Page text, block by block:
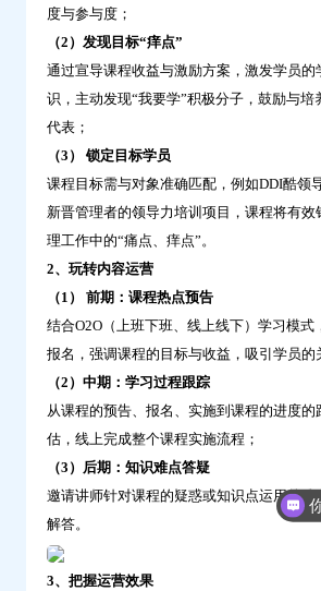
度与参与度；
（2）发现目标“痒点”
通过宣导课程收益与激励方案，激发学员的
识，主动发现“我要学”积极分子，鼓励与培
代表；
（3） 锁定目标学员
课程目标需与对象准确匹配，例如DDI酷领
新晋管理者的领导力培训项目，课程将有效
理工作中的“痛点、痒点”。
2、玩转内容运营
（1） 前期：课程热点预告
结合O2O（上班下班、线上线下）学习模式
报名，强调课程的目标与收益，吸引学员的
（2）中期：学习过程跟踪
从课程的预告、报名、实施到课程的进度的
估，线上完成整个课程实施流程；
（3）后期：知识难点答疑
邀请讲师针对课程的疑惑或知识点运用的难
解答。
3、把握运营效果